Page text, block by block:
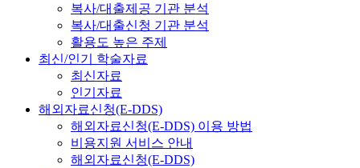
복사/대출제공 기관 분석
복사/대출신청 기관 분석
활용도 높은 주제
최신/인기 학술자료
최신자료
인기자료
해외자료신청(E-DDS)
해외자료신청(E-DDS) 이용 방법
비용지원 서비스 안내
해외자료신청(E-DDS)